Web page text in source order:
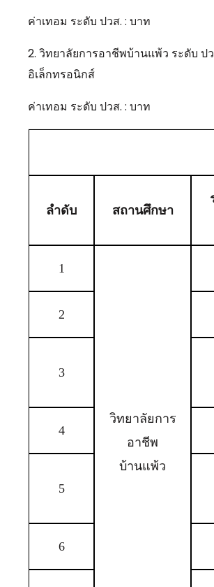
ค่าเทอม ระดับ ปวส. : บาท
2. วิทยาลัยการอาชีพบ้านแพ้ว ระดับ ป
อิเล็กทรอนิกส์
ค่าเทอม ระดับ ปวส. : บาท
ลำดับ สถานศึกษา
1
วิทยาลัยการ
อาชีพ
บ้านแพ้ว
2
3
4
5
6